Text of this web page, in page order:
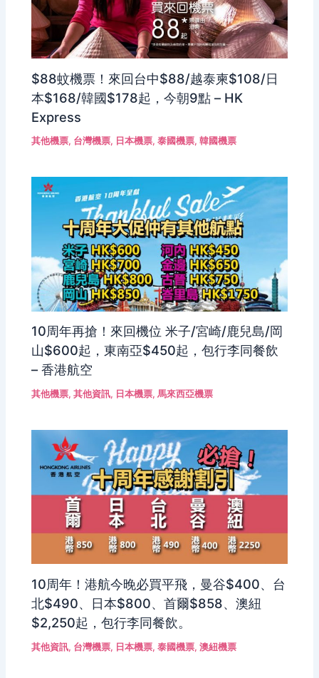
$88蚊機票！來回台中$88/越泰柬$108/日
本$168/韓國$178起，今朝9點 – HK
Express
其他機票, 台灣機票, 日本機票,泰國機票,韓國機票
10周年再搶！來回機位 米子/宮崎/鹿兒島/岡
山$600起，東南亞$450起，包行李同餐飲
– 香港航空
其他機票,其他資訊, 日本機票,馬來西亞機票
10周年！港航今晚必買平飛，曼谷$400、台
北$490、日本$800、首爾$858、澳紐
$2,250起，包行李同餐飲。
其他資訊, 台灣機票, 日本機票,泰國機票,澳紐機票